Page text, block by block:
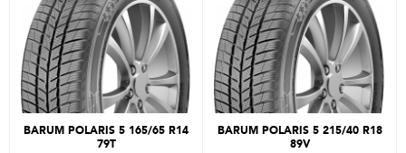
BARUM POLARIS 5 165/65 R14
79T
BARUM POLARIS 5 215/40 R18
89V